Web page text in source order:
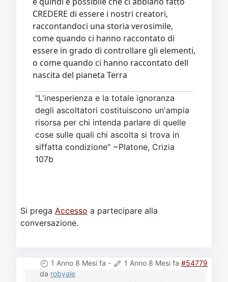
CREDERE di essere i nostri creatori,
raccontandoci una storia verosimile,
come quando ci hanno raccontato di
essere in grado di controllare gli elementi,
o come quando ci hanno raccontato dell
nascita del pianeta Terra
"L'inesperienza e la totale ignoranza
degli ascoltatori costituiscono un'ampia
risorsa per chi intenda parlare di quelle
cose sulle quali chi ascolta si trova in
siffatta condizione" ~Platone, Crizia
107b
Si prega Accesso a partecipare alla
conversazione.
1 Anno 8 Mesi fa - 1 Anno 8 Mesi fa #54779
da robyale